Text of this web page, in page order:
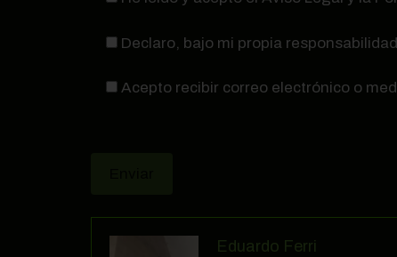
Declaro, bajo mi propia
Acepto recibir correo electrónico o
Eduardo Ferri